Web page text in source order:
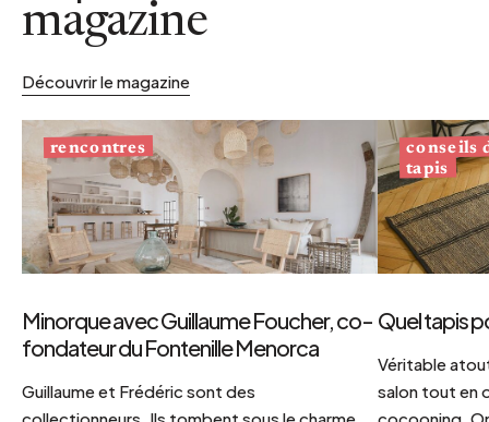
magazine
Découvrir le magazine
rencontres
Minorque avec Guillaume Foucher, co-
fondateur du Fontenille Menorca
Guillaume et Frédéric sont des
conseils
tapis
Quel tapis
Véritable
salon tout en